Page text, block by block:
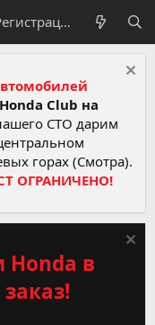
Регистрация
Honda Club на
СТО дарим
горах (Смотра).
ОГРАНИЧЕНО!
в